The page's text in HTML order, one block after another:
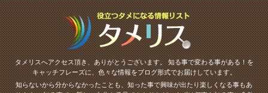
タメリスへアクセス頂き、ありがとうございます。知る事で変わる事がある！を
キャッチフレーズに、色々な情報をブログ形式でお届けしています。
知らないから分からなかったことも、知った事で興味が出たり楽しくなる事もあ